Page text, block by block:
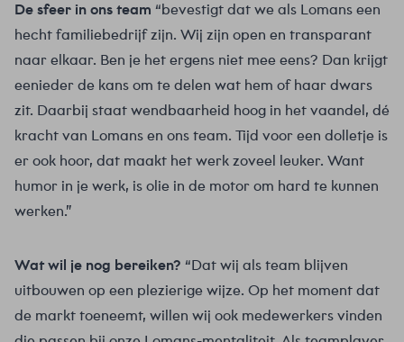
De sfeer in ons team “bevestigt dat we als Lomans een
hecht familiebedrijf zijn. Wij zijn open en transparant
naar elkaar. Ben je het ergens niet mee eens? Dan krijgt
eenieder de kans om te delen wat hem of haar dwars
zit. Daarbij staat wendbaarheid hoog in het vaandel, dé
kracht van Lomans en ons team. Tijd voor een dolletje is
er ook hoor, dat maakt het werk zoveel leuker. Want
humor in je werk, is olie in de motor om hard te kunnen
werken.”
Wat wil je nog bereiken? “Dat wij als team blijven
uitbouwen op een plezierige wijze. Op het moment dat
de markt toeneemt, willen wij ook medewerkers vinden